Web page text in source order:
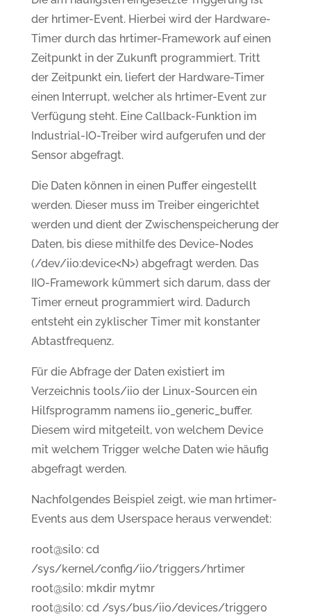
der hrtimer-Event. Hierbei wird der Hardware-
Timer durch das hrtimer-Framework auf einen
Zeitpunkt in der Zukunft programmiert. Tritt
der Zeitpunkt ein, liefert der Hardware-Timer
einen Interrupt, welcher als hrtimer-Event zur
Verfügung steht. Eine Callback-Funktion im
Industrial-IO-Treiber wird aufgerufen und der
Sensor abgefragt.
Die Daten können in einen Puffer eingestellt
werden. Dieser muss im Treiber eingerichtet
werden und dient der Zwischenspeicherung der
Daten, bis diese mithilfe des Device-Nodes
(/dev/iio:device<N>) abgefragt werden. Das
IIO-Framework kümmert sich darum, dass der
Timer erneut programmiert wird. Dadurch
entsteht ein zyklischer Timer mit konstanter
Abtastfrequenz.
Für die Abfrage der Daten existiert im
Verzeichnis tools/iio der Linux-Sourcen ein
Hilfsprogramm namens iio_generic_buffer.
Diesem wird mitgeteilt, von welchem Device
mit welchem Trigger welche Daten wie häufig
abgefragt werden.
Nachfolgendes Beispiel zeigt, wie man hrtimer-
Events aus dem Userspace heraus verwendet:
root@silo: cd
/sys/kernel/config/iio/triggers/hrtimer
root@silo: mkdir mytmr
root@silo: cd /sys/bus/iio/devices/trigger0